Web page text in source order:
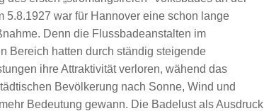
5.8.1927 war für Hannover eine schon lange
Denn die Flussbadeanstalten im
Bereich hatten durch ständig steigende
ihre Attraktivität verloren, wähend das
Bevölkerung nach Sonne, Wind und
Bedeutung gewann. Die Badelust als Ausdruck